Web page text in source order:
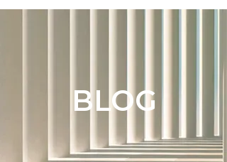
BLOG